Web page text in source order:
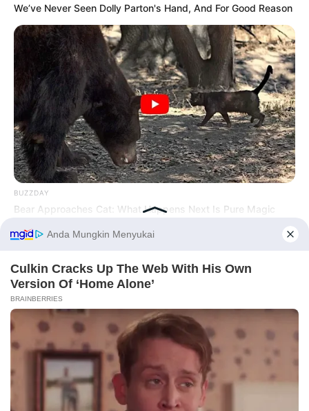
Serem! 9 Chat Ojek Online &
Pelanggan Ini Bikin Auto
Merinding
Bikin Ngakak, 10 Potret
Cosplay Murah Pakai Bahan
Seadanya
Anti Mainstream, 10 Cara
Membawa Barang Belanjaan
Versi Warga Thailand
We’ve Never Seen Dolly Parton's Hand, And For Good Reason
BUZZDAY
Bear Approaches Cat: What Happens Next Is Pure Magic
Before You Go